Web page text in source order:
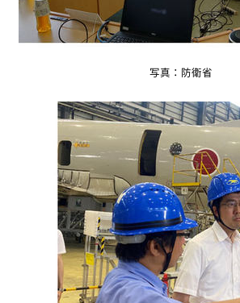
写真：防衛省